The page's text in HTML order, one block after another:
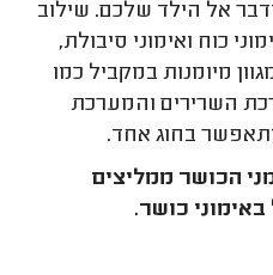
אל הילד שלכם. שילוב
כוח ואימוני סיבולת,
מיומנות במקביל כמו
השרירים והמערכת
בחוג אחד.
הכושר ממליצים